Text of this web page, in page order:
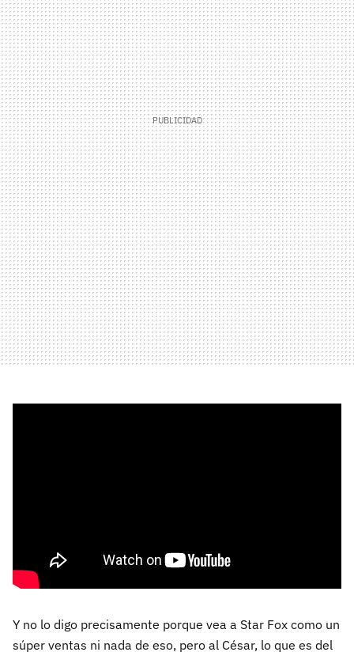
Y no lo digo precisamente porque vea a Star Fox como un
súper ventas ni nada de eso, pero al César, lo que es del